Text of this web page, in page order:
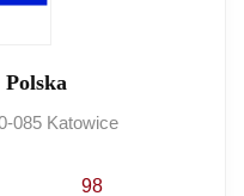
085 Katowice
98